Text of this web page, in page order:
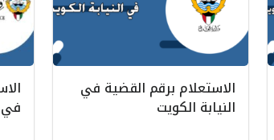
الاستعلام برقم القضية في
النيابة الكويت في